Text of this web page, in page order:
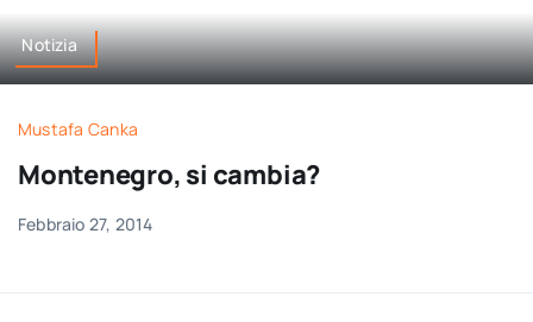
Notizia
Mustafa Canka
Montenegro, si cambia?
Febbraio 27, 2014